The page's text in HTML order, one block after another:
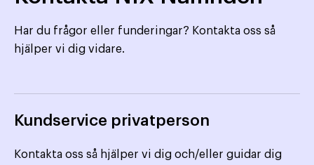
Har du frågor eller funderingar? Kontakta oss så
hjälper vi dig vidare.
Kundservice privatperson
Kontakta oss så hjälper vi dig och/eller guidar dig